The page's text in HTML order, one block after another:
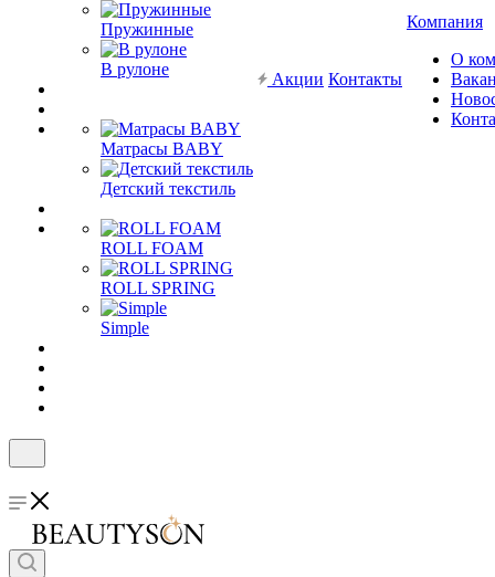
Пружинные
В рулоне
Матрасы BABY
Детский текстиль
ROLL FOAM
ROLL SPRING
Simple
Акции Контакты
Компания
О